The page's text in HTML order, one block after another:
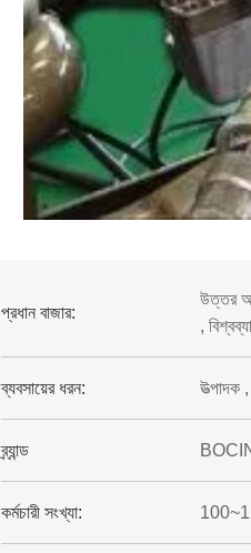
প্রধান বাজার:
উত্তর
,
ব্যবসায়ের ধরন: উত্পাদক
ব্র্যান্ড
কর্মচারী সংখ্যা: